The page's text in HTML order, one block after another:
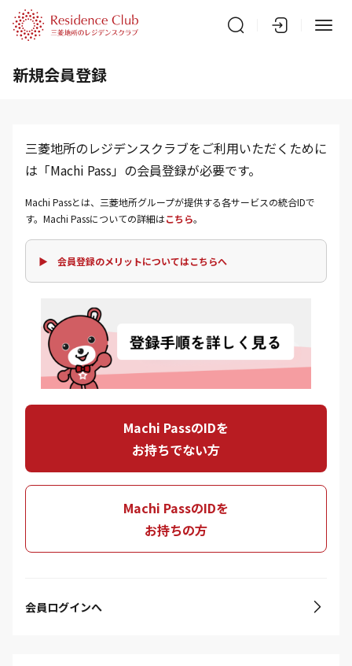
新規会員登録
三菱地所のレジデンスクラブをご利用いただくために
は「Machi Pass」の会員登録が必要です。
Machi Passとは、三菱地所グループが提供する各サービスの統合IDで
す。Machi Passについての詳細はこちら。
▶ 会員登録のメリットについてはこちらへ
Machi PassのIDを
お持ちでない方
Machi PassのIDを
お持ちの方
会員ログインへ